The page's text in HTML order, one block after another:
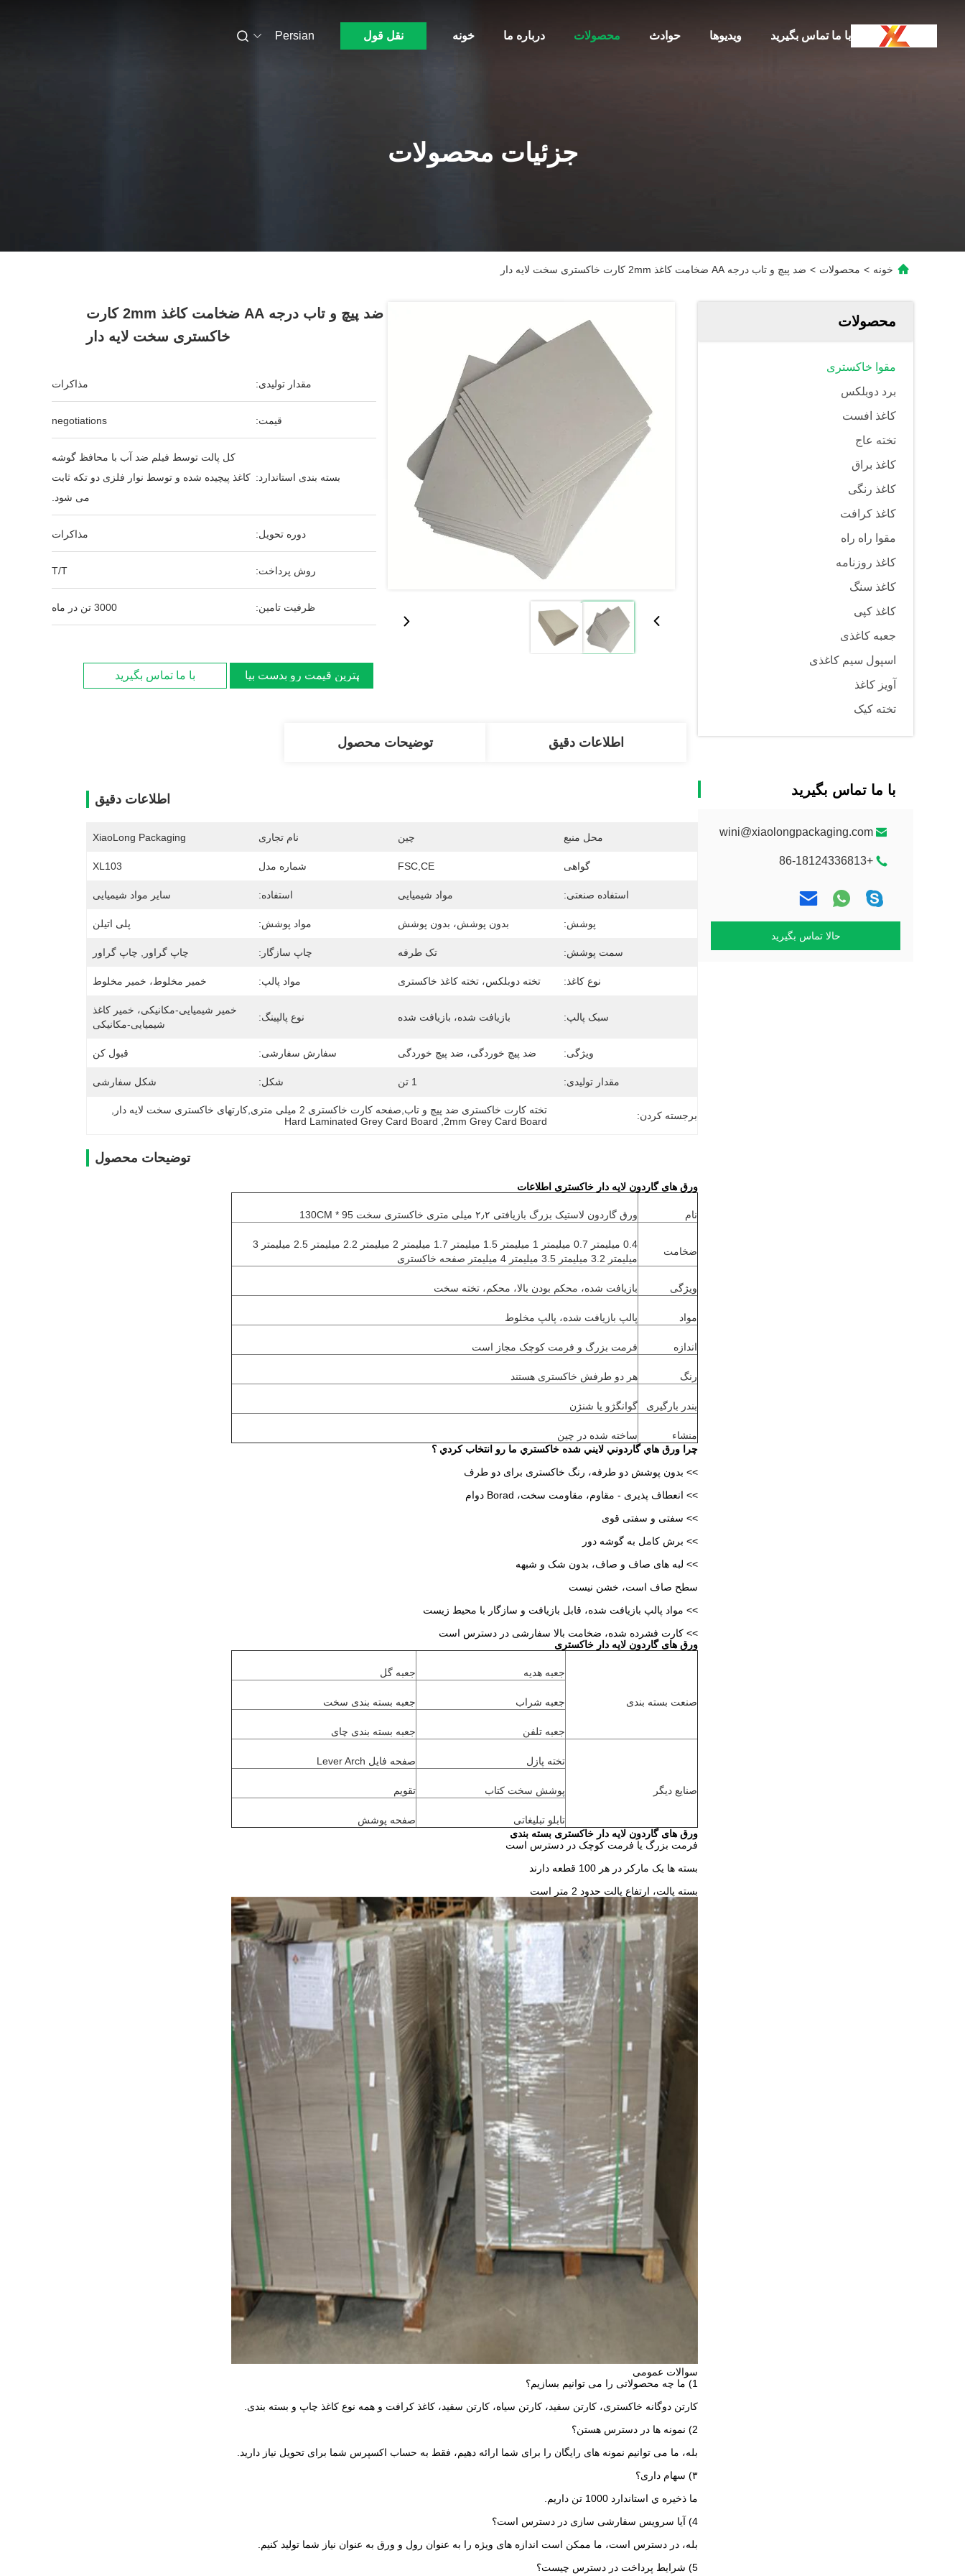
خونه درباره ما محصولات حوادث ویدیوها با ما تماس بگیرید نقل قول Persian
جزئیات محصولات
خونه > محصولات > ضد پیچ و تاب درجه AA ضخامت کاغذ 2mm کارت خاکستری سخت لایه دار
محصولات
مقوا خاکستری
برد دوبلکس
کاغذ افست
تخته عاج
کاغذ براق
کاغذ رنگی
کاغذ کرافت
مقوا راه راه
کاغذ روزنامه
کاغذ سنگ
کاغذ کپی
جعبه کاغذی
اسپول سیم کاغذی
آویز کاغذ
تخته کیک
با ما تماس بگیرید
wini@xiaolongpackaging.com
+86-18124336813
حالا تماس بگیرید
ضد پیچ و تاب درجه AA ضخامت کاغذ 2mm کارت
خاکستری سخت لایه دار
مقدار تولیدی: مذاکرات
قیمت: negotiations
بسته بندی استاندارد:
کل پالت توسط فیلم ضد آب با محافظ گوشه
کاغذ پیچیده شده و توسط نوار فلزی دو تکه ثابت
می شود.
دوره تحویل: مذاکرات
روش پرداخت: T/T
ظرفیت تامین: 3000 تن در ماه
بهترین قیمت رو بدست بیار با ما تماس بگیرید
اطلاعات دقیق توضیحات محصول
اطلاعات دقیق
محل منبع چین نام تجاری XiaoLong Packaging
گواهی FSC,CE شماره مدل XL103
استفاده صنعتی: مواد شیمیایی استفاده: سایر مواد شیمیایی
پوشش: بدون پوشش، بدون پوشش مواد پوشش: پلی اتیلن
سمت پوشش: تک طرفه چاپ سازگار: چاپ گراور, چاپ گراور
نوع کاغذ: تخته دوبلکس، تخته کاغذ خاکستری مواد پالپ: خمیر مخلوط، خمیر مخلوط
سبک پالپ: بازیافت شده، بازیافت شده نوع پالپینگ:
شیمیایی-مکانیکی
ویژگی: ضد پیچ ​​خوردگی، ضد پیچ ​​خوردگی سفارش سفارشی: قبول کن
مقدار تولیدی: 1 تن شکل: شکل سفارشی
برجسته کردن: تخته کارت خاکستری ضد پیچ و تاب,صفحه کارت خاکستری 2 میلی متری,کارتهای خاکستری سخت لایه دار
2mm Grey Card Board
Hard Laminated Grey Card Board
توضیحات محصول
ورق های گاردون لایه دار خاکستری اطلاعات
نام ورق گاردون لاستیک بزرگ بازیافتی ۲٫۲ میلی متری خاکستری سخت 95 * 130CM
ضخامت
0.4 میلیمتر 0.7 میلیمتر 1 میلیمتر 1.5 میلیمتر 1.7 میلیمتر 2 میلیمتر 2.2 میلیمتر 2.5 میلیمتر 3
میلیمتر 3.2 میلیمتر 3.5 میلیمتر 4 میلیمتر صفحه خاکستری
ویژگی بازیافت شده، محکم بودن بالا، محکم، تخته سخت
مواد پالپ بازیافت شده، پالپ مخلوط
اندازه فرمت بزرگ و فرمت کوچک مجاز است
رنگ هر دو طرفش خاکستری هستند
بندر بارگیری گوانگژو یا شنژن
منشاء
ساخته شده در چین
چرا ورق هاي گاردوني لايني شده خاکستري ما رو انتخاب کردي ؟
>> بدون پوشش دو طرفه، رنگ خاکستری برای دو طرف
>> انعطاف پذیری - مقاوم، مقاومت سخت، Borad دوام
>> سفتی و سفتی قوی
>> برش کامل به گوشه دور
>> لبه های صاف و صاف، بدون شک و شبهه
سطح صاف است، خشن نیست
>> مواد پالپ بازیافت شده، قابل بازیافت و سازگار با محیط زیست
>> کارت فشرده شده، ضخامت بالا سفارشی در دسترس است
ورق های گاردون لایه دار خاکستری
صنعت بسته بندی
جعبه هدیه جعبه گل
جعبه شراب جعبه بسته بندی سخت
جعبه تلفن جعبه بسته بندی چای
صنایع دیگر
تخته پازل صفحه فایل Lever Arch
پوشش سخت کتاب تقویم
تابلو تبلیغاتی
صفحه پوشش
ورق های گاردون لایه دار خاکستری بسته بندی
فرمت بزرگ یا فرمت کوچک در دسترس است
بسته ها يک مارکر در هر 100 قطعه دارند
بسته پالت، ارتفاع پالت حدود 2 متر است
سوالات عمومی
1) ما چه محصولاتی را می توانیم بسازیم؟
کارتن دوگانه خاکستری، کارتن سفید، کارتن سیاه، کارتن سفید، کاغذ کرافت و همه نوع کاغذ چاپ و بسته بندی.
2) نمونه ها در دسترس هستن؟
بله، ما می توانیم نمونه های رایگان را برای شما ارائه دهیم، فقط به حساب اکسپرس شما برای تحویل نیاز دارید.
۳) سهام داری؟
ما ذخيره ي استاندارد 1000 تن داريم.
4) آیا سرویس سفارشی سازی در دسترس است؟
بله، در دسترس است، ما ممکن است اندازه های ویژه را به عنوان رول و ورق به عنوان نیاز شما تولید کنیم.
5) شرایط پرداخت در دسترس چیست؟